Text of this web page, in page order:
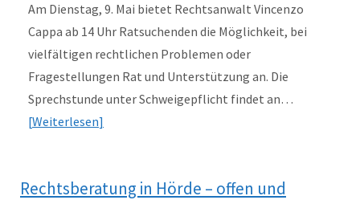
Am Dienstag, 9. Mai bietet Rechtsanwalt Vincenzo
Cappa ab 14 Uhr Ratsuchenden die Möglichkeit, bei
vielfältigen rechtlichen Problemen oder
Fragestellungen Rat und Unterstützung an. Die
Sprechstunde unter Schweigepflicht findet an…
Weiterlesen
Rechtsberatung in Hörde – offen und